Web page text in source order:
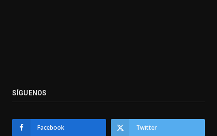
SÍGUENOS
Facebook Twitter